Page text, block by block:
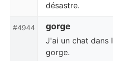
désastre.
#4944 gorge
J'ai un chat dans
gorge.